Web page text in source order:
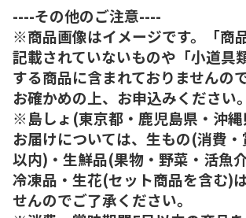
----その他のご注意----
※商品画像はイメージです。「商
記載されていないものや「小道具
する商品に含まれておりませんの
お確かめの上、お申込みください。
※島しょ(東京都・鹿児島県・沖
お届けについては、生もの(消費
以内)・生鮮品(果物・野菜・活魚
冷凍品・生花(セット商品を含む)
せんのでご了承ください。